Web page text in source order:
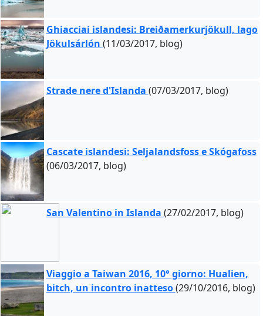
Ghiacciai islandesi: Breiðamerkurjökull, lago
Jökulsárlón (11/03/2017, blog)
Strade nere d'Islanda (07/03/2017, blog)
Cascate islandesi: Seljalandsfoss e Skógafoss
(06/03/2017, blog)
San Valentino in Islanda (27/02/2017, blog)
Viaggio a Taiwan 2016, 10° giorno: Hualien,
bitch, un incontro inatteso(29/10/2016, blog)